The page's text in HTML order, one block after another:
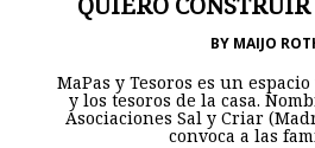
BY MAIJO
MaPas y Tesoros es un
y los tesoros de la casa.
Asociaciones Sal y Criar
convoca a las